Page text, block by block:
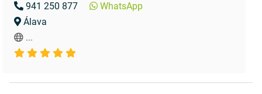
941 250 877
WhatsApp
Álava
...